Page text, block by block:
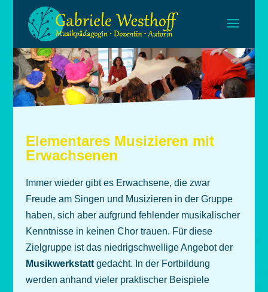
Elementares Musizieren mit
Erwachsenen
Immer wieder gibt es Erwachsene, die zwar
Freude am Singen und Musizieren in der Gruppe
haben, sich aber aufgrund fehlender musikalischer
Kenntnisse in keinen Chor trauen. Für diese
Zielgruppe ist das niedrigschwellige Angebot der
Musikwerkstattgedacht. In der Fortbildung
werden anhand vieler praktischer Beispiele